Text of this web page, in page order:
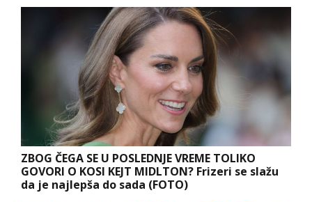
ZBOG ČEGA SE U POSLEDNJE VREME TOLIKO
GOVORI O KOSI KEJT MIDLTON? Frizeri se slažu
da je najlepša do sada (FOTO)